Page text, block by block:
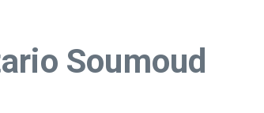
Soumoud